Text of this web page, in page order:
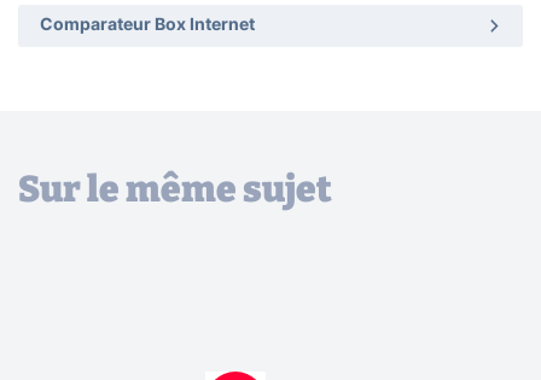
Comparateur Box Internet
Sur le même sujet